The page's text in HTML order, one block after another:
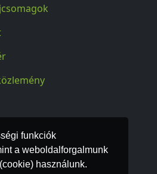
funkciók
a weboldalforgalmunk
használunk.